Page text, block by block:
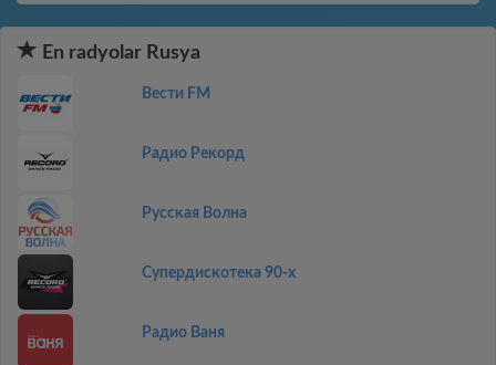
En radyolar Rusya
Вести FM
Радио Рекорд
Русская Волна
Супердискотека 90-х
Радио Ваня